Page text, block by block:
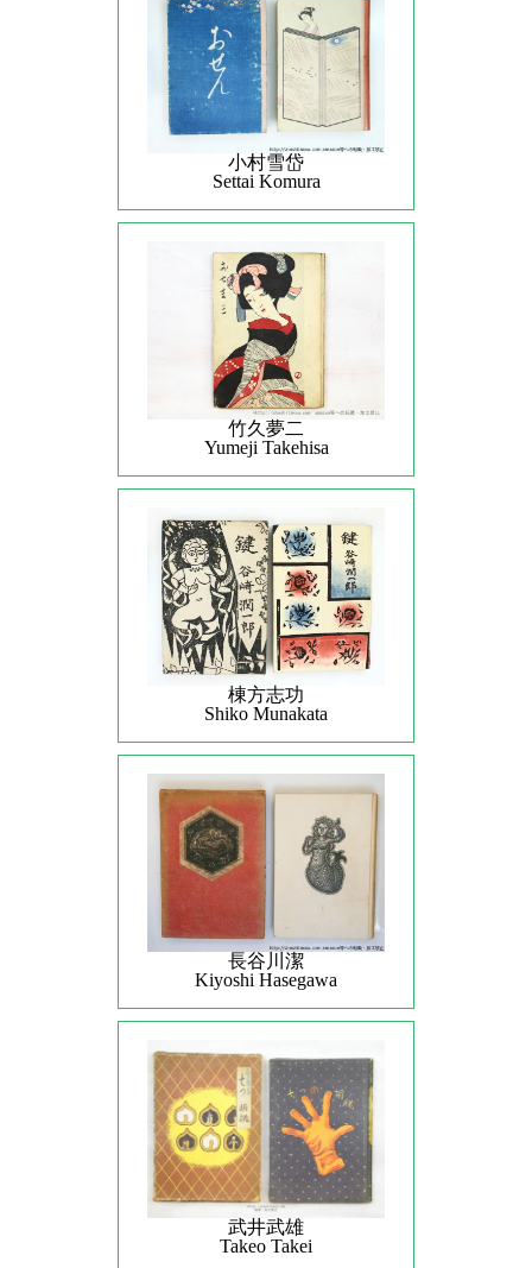
小村雪岱
Settai Komura
竹久夢二
Yumeji Takehisa
棟方志功
Shiko Munakata
長谷川潔
Kiyoshi Hasegawa
武井武雄
Takeo Takei